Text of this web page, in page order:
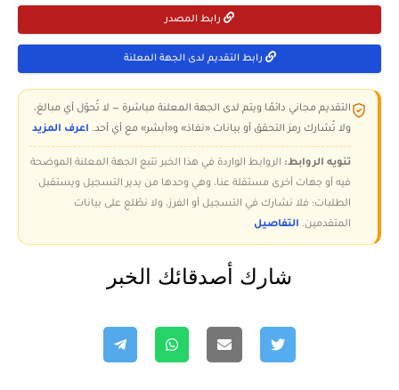
رابط المصدر
رابط التقديم لدى الجهة المعلنة
التقديم مجاني دائمًا ويتم لدى الجهة المعلنة مباشرة — لا تُحوّل أي مبالغ،
ولا تُشارك رمز التحقق أو بيانات «نفاذ» و«أبشر» مع أي أحد. اعرف المزيد
تنويه الروابط: الروابط الواردة في هذا الخبر تتبع الجهة المعلنة الموضحة
فيه أو جهات أخرى مستقلة عنا، وهي وحدها من يدير التسجيل ويستقبل
الطلبات؛ فلا نشارك في التسجيل أو الفرز، ولا نطّلع على بيانات
المتقدمين. التفاصيل
شارك أصدقائك الخبر